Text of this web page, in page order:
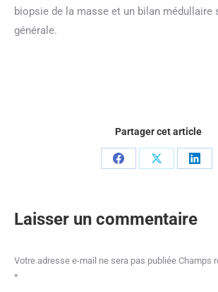
biopsie de la masse et un bilan médullaire
générale.
Partager cet article
PartagerPartager
Laisser un commentaire
Votre adresse e-mail ne sera pas publiée Champs
*